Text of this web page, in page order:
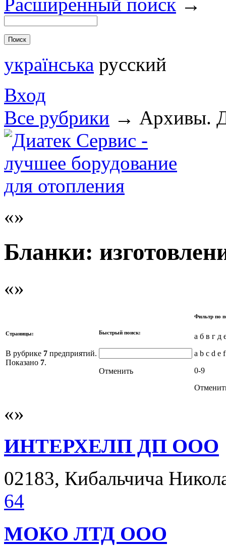
українська русский
Вход
Все рубрики → Архивы.
Бланки:
Страницы:
В рубрике 7 предприятий.
Показано 7.
Быстрый поиск:
Отменить
Фильтр по
а б в г д
a b c d e
0-9
ИНТЕРХЕЛП ДП ООО
02183, Кибальчича
64
МОКО ЛТД ООО